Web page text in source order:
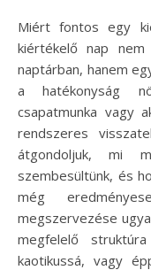
Miért fontos egy kiértékelő nap megszervezése? Egy
kiértékelő nap
naptárban, hanem
a hatékonyság
csapatmunka vagy
rendszeres
átgondoljuk, mi
szembesültünk, és
még
megszervezése
megfelelő
kaotikussá, vagy